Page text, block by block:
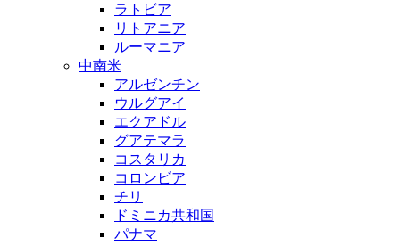
ラトビア
リトアニア
ルーマニア
中南米
アルゼンチン
ウルグアイ
エクアドル
グアテマラ
コスタリカ
コロンビア
チリ
ドミニカ共和国
パナマ